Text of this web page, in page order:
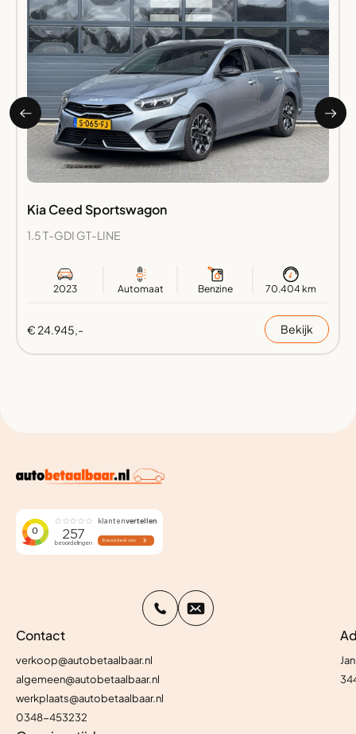
Kia Ceed Sportswagon
1.5 T-GDI GT-LINE
2023 Automaat Benzine 70.404 km
€ 24.945,- Bekijk
Contact
verkoop@autobetaalbaar.nl
algemeen@autobetaalbaar.nl
werkplaats@autobetaalbaar.nl
0348-453232